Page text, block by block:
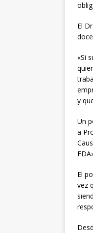
El
«Si
y
Un
a
El
vez